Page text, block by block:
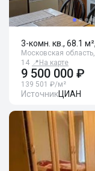
3-комн. кв., 68.1
Московская
14 📍 На карте
9 500 000 ₽
139 501 ₽/м²
ИсточникЦИАН